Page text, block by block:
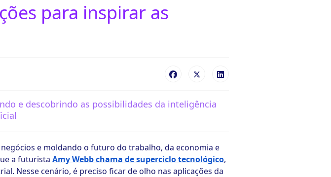
para inspirar as
e descobrindo as possibilidades da inteligência
e moldando o futuro do trabalho, da economia e
a futurista Amy Webb chama de superciclo tecnológico,
Nesse cenário, é preciso ficar de olho nas aplicações da